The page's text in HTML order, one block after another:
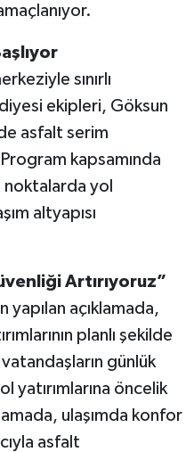
sınırlı
ekipleri, Göksun
asfalt serim
kapsamında
yol
altyapısı
Artırıyoruz”
yapılan açıklamada,
planlı şekilde
günlük
yatırımlarına öncelik
ulaşımda konfor
asfalt